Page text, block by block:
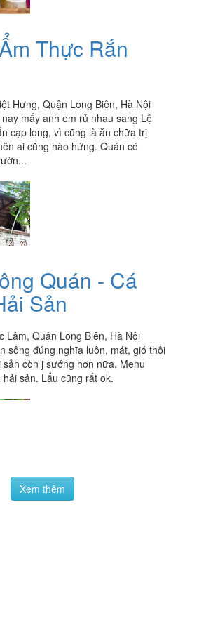
Thực Rắn
Hưng, Quận Long Biên, Hà Nội
nay mấy anh em rủ nhau sang Lệ
cạp long, vì cũng là ăn chữa trị
ai cũng hào hứng. Quán có
Quán - Cá
Sản
Lâm, Quận Long Biên, Hà Nội
sông đúng nghĩa luôn, mát, gió thôi
sản còn j sướng hơn nữa. Menu
sản. Lẩu cũng rất ok.
Xem thêm